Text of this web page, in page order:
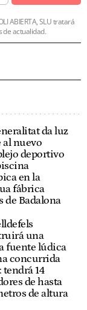
ABIERTA, SLU tratará
de actualidad.
da luz
al nuevo
deportivo
en la
fábrica
de Badalona
una
fuente lúdica
concurrida
tendrá 14
de hasta
de altura